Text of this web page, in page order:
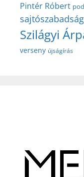
Pintér Róbert
sajtószabadság
Szilágyi
verseny újságírás